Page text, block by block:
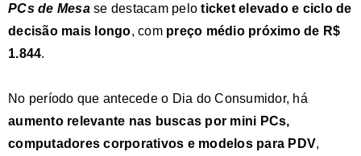
PCs de Mesa se destacam peloticket elevado e ciclo de
decisão mais longo, com preço médio próximo de R$
1.844.
No período que antecede o Dia do Consumidor, há
aumento relevante nas buscas por mini PCs,
computadores corporativos e modelos para PDV,